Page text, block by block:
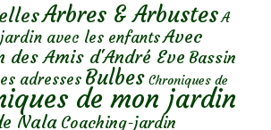
Arbres & Arbustes A
avec les enfantsAvec
des Amis d'André Eve Bassin
adresses Bulbes Chroniques de
de mon jardin
Nala Coaching-jardin